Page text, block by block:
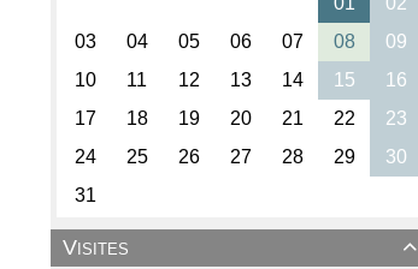

Visites